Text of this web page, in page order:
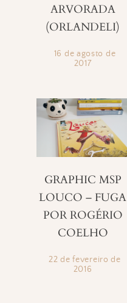
ARVORADA
(ORLANDELI)
16 de agosto de
2017
GRAPHIC MSP
LOUCO – FUGA
POR ROGÉRIO
COELHO
22 de fevereiro de
2016